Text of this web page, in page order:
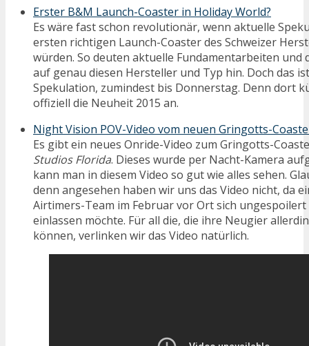
Erster B&M Launch-Coaster in Holiday World?
Es wäre fast schon revolutionär, wenn aktuelle
ersten richtigen Launch-Coaster des Schweizer
würden. So deuten aktuelle Fundamentarbeiten und
auf genau diesen Hersteller und Typ hin. Doch das
Spekulation, zumindest bis Donnerstag. Denn dort
offiziell die Neuheit 2015 an.
Night Vision POV-Video vom neuen Gringotts-
Es gibt ein neues Onride-Video zum Gringotts-
Studios Florida. Dieses wurde per Nacht-Kamera
kann man in diesem Video so gut wie alles sehen.
denn angesehen haben wir uns das Video nicht, da
Airtimers-Team im Februar vor Ort sich ungespoilert
einlassen möchte. Für all die, die ihre Neugier
können, verlinken wir das Video natürlich.